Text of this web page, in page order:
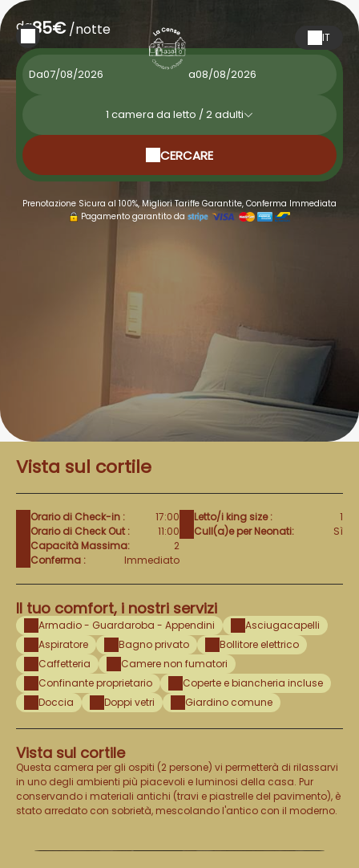
IT
da85€/notte
Da a
1 camera da letto /2adulti
CERCARE
Prenotazione Sicura al 100%, Migliori Tariffe Garantite, Conferma Immediata
Pagamento garantito da
Vista sul cortile
Orario di Check-in :
17:00
Orario di Check Out :
11:00
Capacità Massima:
2
Conferma :
Immediato
Letto/i king size :
1
Cull(a)e per Neonati:
Sì
Il tuo comfort, i nostri servizi
Armadio - Guardaroba - Appendini
Asciugacapelli
Aspiratore
Bagno privato
Bollitore elettrico
Caffetteria
Camere non fumatori
Confinante proprietario
Coperte e biancheria incluse
Doccia
Doppi vetri Giardino comune
Vista sul cortile
Questa camera per gli ospiti (2 persone) vi permetterà di rilassarvi
in uno degli ambienti più piacevoli e luminosi della casa. Pur
conservando i materiali antichi (travi e piastrelle del pavimento), è
stato arredato con sobrietà, mescolando l'antico con il moderno.